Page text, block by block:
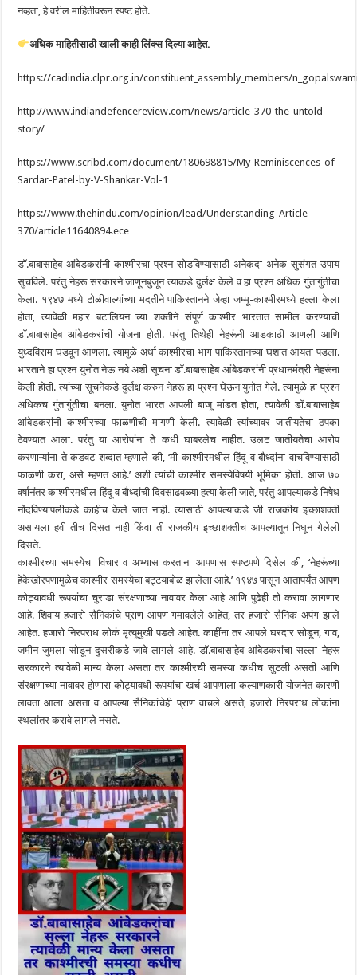
नव्हता, हे वरील माहितीवरून स्पष्ट होते.
अधिक माहितीसाठी खाली काही लिंक्स दिल्या आहेत.
https://cadindia.clpr.org.in/constituent_assembly_members/
http://www.indiandefencereview.com/news/article-370-the-untold-
story/
https://www.scribd.com/document/180698815/My-Reminiscences-of-
Sardar-Patel-by-V-Shankar-Vol-1
https://www.thehindu.com/opinion/lead/Understanding-Article-
370/article11640894.ece
डाॅ.बाबासाहेब आंबेडकरांनी काश्मीरचा प्रश्न सोडविण्यासाठी अनेकदा अनेक सुसंगत उपाय
सुचविले. परंतु नेहरू सरकारने जाणूनबुजून त्याकडे दुर्लक्ष केले व हा प्रश्न अधिक गुंतागुंतीचा
केला. १९४७ मध्ये टोळीवाल्यांच्या मदतीने पाकिस्तानने जेव्हा जम्मू-काश्मीरमध्ये हल्ला केला
होता, त्यावेळी महार बटालियन च्या शक्तीने संपूर्ण काश्मीर भारतात सामील करण्याची
डाॅ.बाबासाहेब आंबेडकरांची योजना होती. परंतु तिथेही नेहरूंनी आडकाठी आणली आणि
युध्दविराम घडवून आणला. त्यामुळे अर्धा काश्मीरचा भाग पाकिस्तानच्या घशात आयता पडला.
भारताने हा प्रश्न युनोत नेऊ नये अशी सूचना डाॅ.बाबासाहेब आंबेडकरांनी प्रधानमंत्री नेहरूंना
केली होती. त्यांच्या सूचनेकडे दुर्लक्ष करुन नेहरू हा प्रश्न घेऊन युनोत गेले. त्यामुळे हा प्रश्न
अधिकच गुंतागुंतीचा बनला. युनोत भारत आपली बाजू मांडत होता, त्यावेळी डाॅ.बाबासाहेब
आंबेडकरांनी काश्मीरच्या फाळणीची मागणी केली. त्यावेळी त्यांच्यावर जातीयतेचा ठपका
ठेवण्यात आला. परंतु या आरोपांना ते कधी घाबरलेच नाहीत. उलट जातीयतेचा आरोप
करणाऱ्यांना ते कडवट शब्दात म्हणाले की, ‘मी काश्मीरमधील हिंदू व बौध्दांना वाचविण्यासाठी
फाळणी करा, असे म्हणत आहे.’ अशी त्यांची काश्मीर समस्येविषयी भूमिका होती. आज ७०
वर्षानंतर काश्मीरमधील हिंदू व बौध्दांची दिवसाढवळ्या हत्या केली जाते, परंतु आपल्याकडे निषेध
नोंदविण्यापलीकडे काहीच केले जात नाही. त्यासाठी आपल्याकडे जी राजकीय इच्छाशक्ती
असायला हवी तीच दिसत नाही किंवा ती राजकीय इच्छाशक्तीच आपल्यातून निघून गेलेली
दिसते.
काश्मीरच्या समस्येचा विचार व अभ्यास करताना आपणास स्पष्टपणे दिसेल की, ‘नेहरूंच्या
हेकेखोरपणामुळेच काश्मीर समस्येचा बट्टयाबोळ झालेला आहे.’ १९४७ पासून आतापर्यंत आपण
कोट्यावधी रूपयांचा चुराडा संरक्षणाच्या नावावर केला आहे आणि पुढेही तो करावा लागणार
आहे. शिवाय हजारो सैनिकांचे प्राण आपण गमावलेले आहेत, तर हजारो सैनिक अपंग झाले
आहेत. हजारो निरपराध लोकं मृत्यूमुखी पडले आहेत. काहींना तर आपले घरदार सोडून, गाव,
जमीन जुमला सोडून दुसरीकडे जावे लागले आहे. डाॅ.बाबासाहेब आंबेडकरांचा सल्ला नेहरू
सरकारने त्यावेळी मान्य केला असता तर काश्मीरची समस्या कधीच सुटली असती आणि
संरक्षणाच्या नावावर होणारा कोट्यावधी रूपयांचा खर्च आपणाला कल्याणकारी योजनेत कारणी
लावता आला असता व आपल्या सैनिकांचेही प्राण वाचले असते, हजारो निरपराध लोकांना
स्थलांतर करावे लागले नसते.